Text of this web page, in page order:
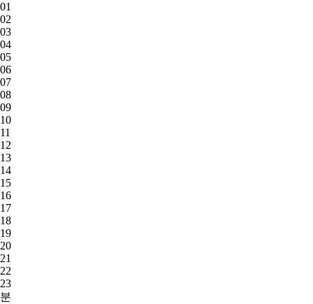
01
02
03
04
05
06
07
08
09
10
11
12
13
14
15
16
17
18
19
20
21
22
23
분